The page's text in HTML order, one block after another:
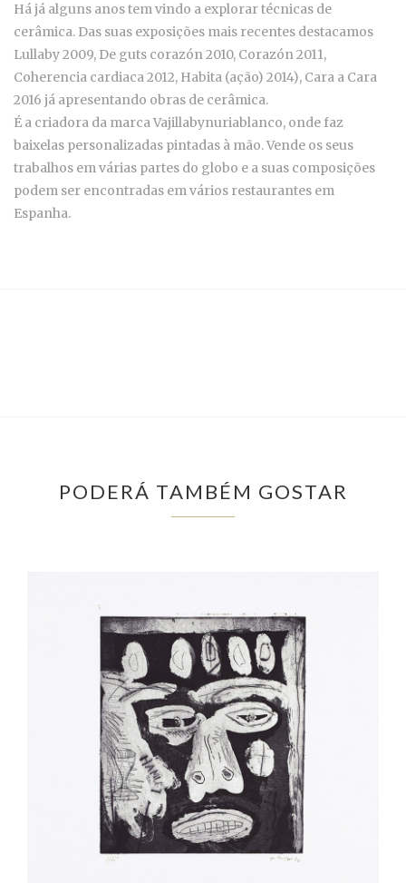
Há já alguns anos tem vindo a explorar técnicas de
cerâmica. Das suas exposições mais recentes destacamos
Lullaby 2009, De guts corazón 2010, Corazón 2011,
Coherencia cardiaca 2012, Habita (ação) 2014), Cara a Cara
2016 já apresentando obras de cerâmica.
É a criadora da marca Vajillabynuriablanco, onde faz
baixelas personalizadas pintadas à mão. Vende os seus
trabalhos em várias partes do globo e a suas composições
podem ser encontradas em vários restaurantes em
Espanha.
PODERÁ TAMBÉM GOSTAR